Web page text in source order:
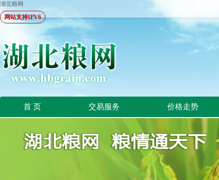
湖北粮网
网站支持IPV6
首 页 交易服务 价格走势